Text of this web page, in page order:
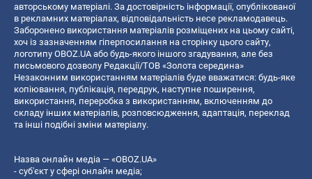
авторському матеріалі. За достовірність інформації, опублікованої
в рекламних матеріалах, відповідальність несе рекламодавець.
Заборонено використання матеріалів розміщених на цьому сайті,
хоч із зазначенням гіперпосилання на сторінку цього сайту,
логотипу OBOZ.UA або будь-якого іншого згадування, але без
письмового дозволу Редакції/ТОВ «Золота середина»
Незаконним використанням матеріалів буде вважатися: будь-яке
копiювання, публiкацiя, передрук, наступне поширення,
використання, переробка з використанням, включенням до
складу інших матеріалів, розповсюдження, адаптація, переклад
та інші подібні зміни матеріалу.
Назва онлайн медіа — «OBOZ.UA»
- суб'єкт у сфері онлайн медіа;